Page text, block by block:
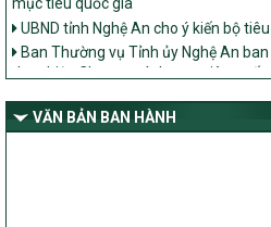
UBND tỉnh Nghệ An cho ý kiến bộ
Ban Thường vụ Tỉnh ủy Nghệ An ban
thực hiện Chương trình mục tiêu quốc
giảm nghèo bền vững và phát triển
dân tộc thiểu số và miền núi giai
Nghệ An
VĂN BẢN BAN HÀNH